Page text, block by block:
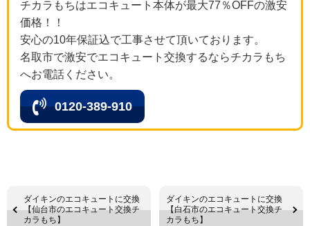
チカラもちはエコキュート本体が最大77％OFFの激安
価格！！
安心の10年保証込で工事させて頂いております。
名取市で激安でエコキュート交換するならチカラもち
へお電話ください。
0120-389-910
ダイキンのエコキュートに交換
【仙台市のエコキュート交換チ
カラもち】
ダイキンのエコキュートに交換
【白石市のエコキュート交換チ
カラもち】